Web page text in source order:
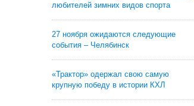
любителей зимних видов спорта
27 ноября ожидаются следующие
события – Челябинск
«Трактор» одержал свою самую
крупную победу в истории КХЛ